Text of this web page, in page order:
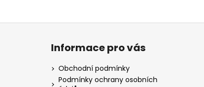
Z
Informace pro vás
Obchodní podmínky
Podmínky ochrany osobních